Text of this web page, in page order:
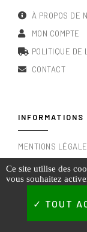
À PROPOS DE
MON COMPTE
POLITIQUE DE
CONTACT
INFORMATIONS
MENTIONS
CONDITIONS
RGPD &
Ce site utilise des
vous souhaitez
TOUT